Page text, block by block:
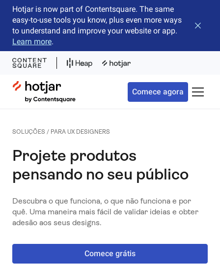
Hotjar is now part of Contentsquare. The same
easy-to-use tools you know, plus even more ways
to understand and improve your website or app.
Learn more.
Fechar
Hotjar Logo
Comece agora
SOLUÇÕES / PARA UX DESIGNERS
Projete produtos
pensando no seu público
Descubra o que funciona, o que não funciona e por
quê. Uma maneira mais fácil de validar ideias e obter
adesão aos seus designs.
Comece grátis